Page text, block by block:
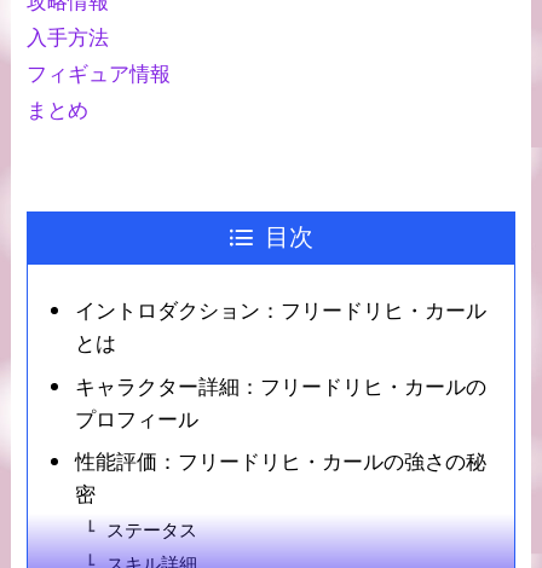
入手方法
フィギュア情報
まとめ
目次
イントロダクション：フリードリヒ・カール
とは
キャラクター詳細：フリードリヒ・カールの
プロフィール
性能評価：フリードリヒ・カールの強さの秘
密
ステータス
スキル詳細